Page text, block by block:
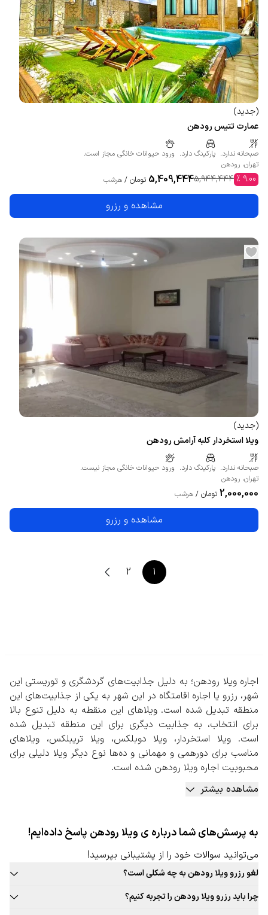
(جدید)
عمارت تتیس رودهن
صبحانه ندارد. پارکینگ دارد. ورود حیوانات خانگی مجاز است.
تهران، رودهن
9.00
%
5,944,444
5,409,444 تومان / هرشب
مشاهده و رزرو
(جدید)
ویلا استخردار کلبه آرامش رودهن
صبحانه ندارد. پارکینگ دارد. ورود حیوانات خانگی مجاز نیست.
تهران، رودهن
2,000,000 تومان / هرشب
مشاهده و رزرو
1
2
اجاره ویلا رودهن؛ به دلیل جذابیت‌های گردشگری و توریستی این
شهر، رزرو یا اجاره اقامتگاه در این شهر به یکی از جذابیت‌های این
منطقه تبدیل شده است. ویلاهای این منقطه به دلیل تنوع بالا
برای انتخاب، به جذابیت دیگری برای این منطقه تبدیل شده
است. ویلا استخردار، ویلا دوبلکس، ویلا تریبلکس، ویلاهای
مناسب برای دورهمی و مهمانی و ده‌ها نوع دیگر ویلا دلیلی برای
محبوبیت اجاره ویلا رودهن شده است.
در زمان انتخاب ویلا در این شهر باید مواردی مثل امکانات
تفریحی، ورزشی، وسعت و متراژ ویلا، تعداد نفرات مجاز برای ورود،
اطمینان از امن بودن فضای اطراف محل اقامت یکی از مواردی
است که تمامی افراد دغدغه آن را دارند. برای اطمینان و آرامش در
زمان حضور در ویلاهای این شهر بهتر است فرایند اجاره و رزرو را
از طریق سازمان‌ها و افراد معتبر و مجاز انجام دهید.
در خصوص زمان ثبت اجاره ویلاها نکات مهمی وجود دارد. تقاضا
برای اجاره ویلا رودهن در ایام تعطیل و روزهای آخر هفته بسیار
مشاهده بیشتر
به پرسش‌های شما درباره ی ویلا رودهن پاسخ داده‌ایم!
می‌توانید سوالات خود را از پشتیبانی بپرسید!
لغو رزرو ویلا رودهن به چه شکلی است؟
قوانین لغو رزرو ویلا این شهر به صورت ثابت برای تمامی ویلا قابل ارائه
نیست. حتما در زمان رزرو ویلا مورد نظر خود به قوانین لغو توجه کنید.
چرا باید رزرو ویلا رودهن را تجربه کنیم؟